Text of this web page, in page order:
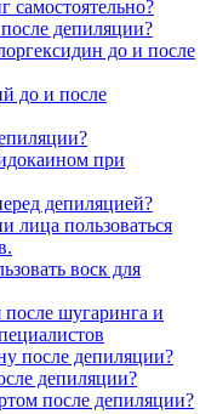
депиляции?
до и после
до и после
при
депиляцией?
лица пользоваться
воск для
шугаринга и
после депиляции?
депиляции?
после депиляции?